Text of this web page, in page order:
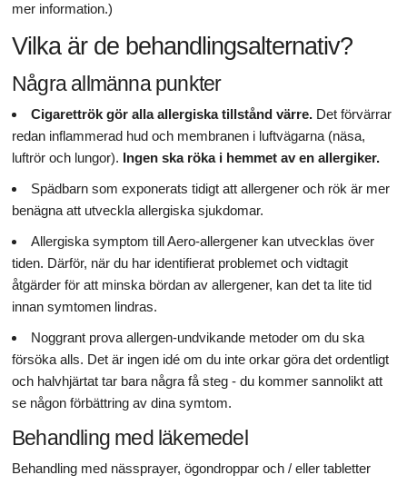
mer information.)
Vilka är de behandlingsalternativ?
Några allmänna punkter
Cigarettrök gör alla allergiska tillstånd värre. Det förvärrar
redan inflammerad hud och membranen i luftvägarna (näsa,
luftrör och lungor). Ingen ska röka i hemmet av en allergiker.
Spädbarn som exponerats tidigt att allergener och rök är mer
benägna att utveckla allergiska sjukdomar.
Allergiska symptom till Aero-allergener kan utvecklas över
tiden. Därför, när du har identifierat problemet och vidtagit
åtgärder för att minska bördan av allergener, kan det ta lite tid
innan symtomen lindras.
Noggrant prova allergen-undvikande metoder om du ska
försöka alls. Det är ingen idé om du inte orkar göra det ordentligt
och halvhjärtat tar bara några få steg - du kommer sannolikt att
se någon förbättring av dina symtom.
Behandling med läkemedel
Behandling med nässprayer, ögondroppar och / eller tabletter